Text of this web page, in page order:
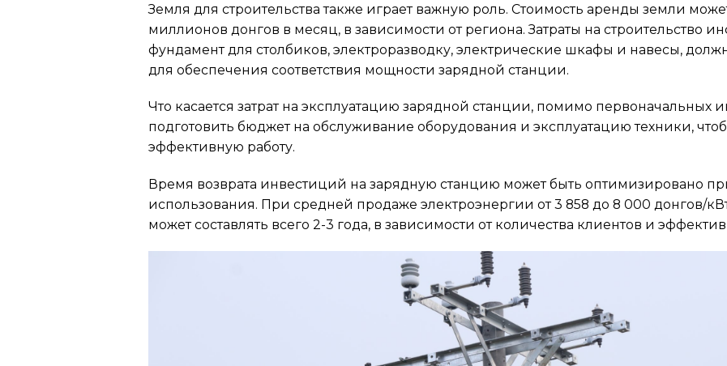
Земля для строительства также играет важную роль. Стоимость аренды земли
миллионов донгов в месяц, в зависимости от региона. Затраты на строительство
фундамент для столбиков, электроразводку, электрические шкафы и навесы,
для обеспечения соответствия мощности зарядной станции.
Что касается затрат на эксплуатацию зарядной станции, помимо
подготовить бюджет на обслуживание оборудования и эксплуатацию техники,
эффективную работу.
Время возврата инвестиций на зарядную станцию может быть оптимизировано
использования. При средней продаже электроэнергии от 3 858 до 8 000 донгов/
может составлять всего 2-3 года, в зависимости от количества клиентов и